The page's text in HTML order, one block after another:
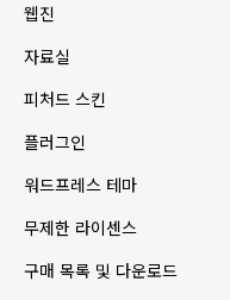
웹진
자료실
피처드 스킨
플러그인
워드프레스 테마
무제한 라이센스
구매 목록 및 다운로드